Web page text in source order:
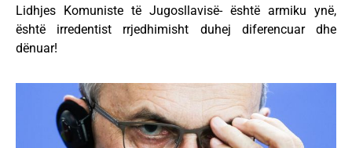
Lidhjes Komuniste të Jugosllavisë- është armiku ynë,
është irredentist rrjedhimisht duhej diferencuar dhe
dënuar!